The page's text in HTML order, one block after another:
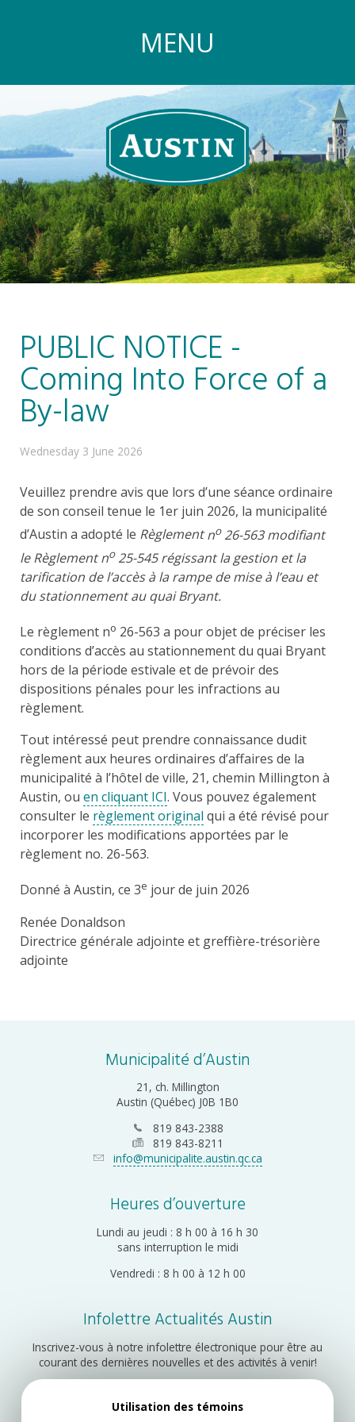
MENU
PUBLIC NOTICE -
Coming Into Force of a
By-law
Wednesday 3 June 2026
Veuillez prendre avis que lors d’une séance ordinaire
de son conseil tenue le 1er juin 2026, la municipalité
d’Austin a adopté le Règlementno26-563 modifiant
leRèglement no25-545 régissant la gestion et la
tarification de l’accès à la rampe de mise à l’eau et
du stationnement au quai Bryant.
Le règlement no 26-563 a pour objet de préciser les
conditions d’accès au stationnement du quai Bryant
hors de la période estivale et de prévoir des
dispositions pénales pour les infractions au
règlement.
Tout intéressé peut prendre connaissance dudit
règlement aux heures ordinaires d’affaires de la
municipalité à l’hôtel de ville, 21, chemin Millington à
Austin, ou en cliquant ICI. Vous pouvez également
consulter le règlement original qui a été révisé pour
incorporer les modifications apportées par le
règlement no. 26-563.
Donné à Austin, ce 3e jour de juin 2026
Renée Donaldson
Directrice générale adjointe et greffière-trésorière
adjointe
Municipalité d’Austin
21, ch. Millington
Austin (Québec) J0B 1B0
819 843-2388
819 843-8211
info@municipalite.austin.qc.ca
Heures d’ouverture
Lundi au jeudi : 8 h 00 à 16 h 30
sans interruption le midi
Vendredi : 8 h 00 à 12 h 00
Infolettre Actualités Austin
Inscrivez-vous à notre infolettre électronique pour être au
courant des dernières nouvelles et des activités à venir!
Utilisation des témoins